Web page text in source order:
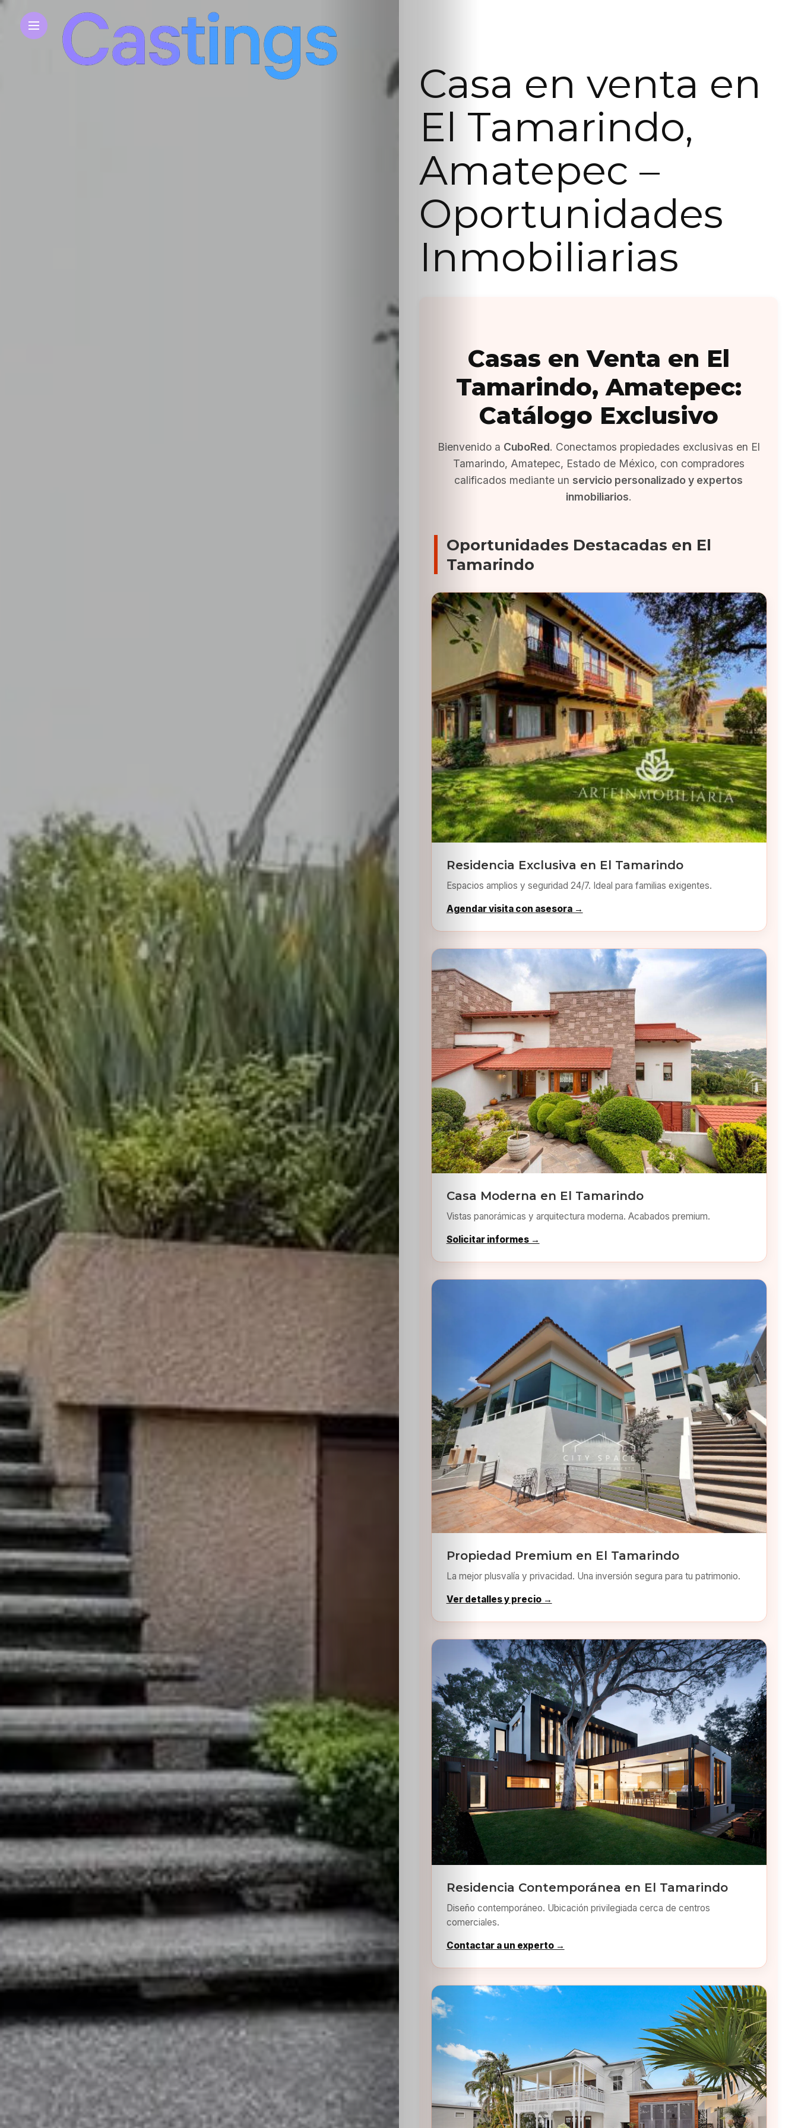
Inicio
Casting
Bershka
Casting
SHEIN
Casting
HolliKids
Contacto
Search
Casa en venta en
El Tamarindo,
Amatepec –
Oportunidades
Inmobiliarias
Casas en Venta en El
Tamarindo, Amatepec:
Catálogo Exclusivo
Bienvenido a CuboRed. Conectamos propiedades exclusivas en El
Tamarindo, Amatepec, Estado de México, con compradores
calificados mediante un servicio personalizado y expertos
inmobiliarios.
Oportunidades Destacadas en El
Tamarindo
Residencia Exclusiva en El Tamarindo
Espacios amplios y seguridad 24/7. Ideal para familias exigentes.
Agendar visita con asesora →
Casa Moderna en El Tamarindo
Vistas panorámicas y arquitectura moderna. Acabados premium.
Solicitar informes →
Propiedad Premium en El Tamarindo
La mejor plusvalía y privacidad. Una inversión segura para tu patrimonio.
Ver detalles y precio →
Residencia Contemporánea en El Tamarindo
Diseño contemporáneo. Ubicación privilegiada cerca de centros
comerciales.
Contactar a un experto →